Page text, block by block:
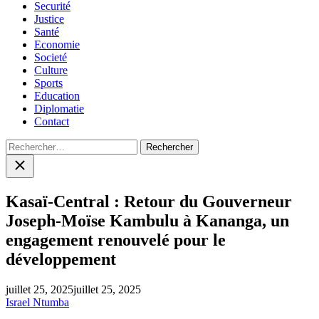
Securité
Justice
Santé
Economie
Societé
Culture
Sports
Education
Diplomatie
Contact
Rechercher :
Close
search
Kasaï-Central : Retour du Gouverneur
Joseph-Moïse Kambulu à Kananga, un
engagement renouvelé pour le
développement
juillet 25, 2025juillet 25, 2025
Israel Ntumba